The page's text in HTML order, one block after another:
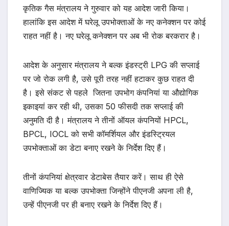
कृतिक गैस मंत्रालय ने गुरुवार को यह आदेश जारी किया।
हालांकि इस आदेश में घरेलू उपभोक्ताओं के नए कनेक्शन पर कोई
राहत नहीं है। नए घरेलू कनेक्शन पर अब भी रोक बरकरार है।
आदेश के अनुसार मंत्रालय ने बल्क इंडस्ट्री LPG की सप्लाई
पर जो रोक लगी है, उसे पूरी तरह नहीं हटाकर कुछ राहत दी
है। इसे संकट से पहले जितना उपभोग कंपनियां या औद्योगि​क
इकाइयां कर रही थी, उसका 50 फीसदी तक सप्लाई की
अनुमति दी है। मंत्रालय ने तीनों ऑयल कंपनियों HPCL,
BPCL, IOCL को सभी कॉमर्शियल और इंडस्ट्रियल
उपभोक्ताओं का डेटा बनाए रखने के निर्देश दिए हैं।
तीनों कंपनियां क्षेत्रवार डेटाबेस तैयार करें। साथ ही ऐसे
वाणिज्यिक या बल्क उपभोक्ता जिन्होंने पीएनजी अपना ली है,
उन्हें पीएनजी पर ही बनाए रखने के निर्देश दिए हैं।